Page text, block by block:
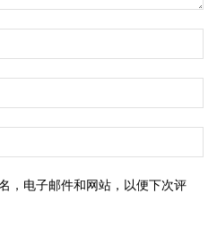
，电子邮件和网站，以便下次评